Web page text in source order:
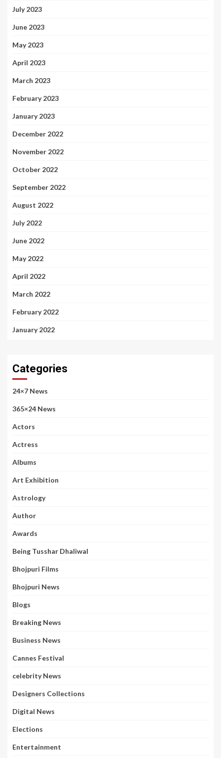
July 2023
June 2023
May 2023
April 2023
March 2023
February 2023
January 2023
December 2022
November 2022
October 2022
September 2022
August 2022
July 2022
June 2022
May 2022
April 2022
March 2022
February 2022
January 2022
Categories
24×7 News
365×24 News
Actors
Actress
Albums
Art Exhibition
Astrology
Author
Awards
Being Tusshar Dhaliwal
Bhojpuri Films
Bhojpuri News
Blogs
Breaking News
Business News
Cannes Festival
celebrity News
Designers Collections
Digital News
Elections
Entertainment